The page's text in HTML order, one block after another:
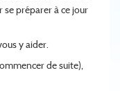
préparer à ce jour
y aider.
de suite),